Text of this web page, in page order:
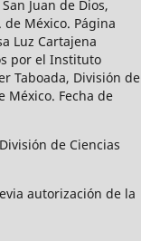
Juan de Dios,
de México. Página
Luz Cartajena
por el Instituto
Taboada, División de
México. Fecha de
de Ciencias
autorización de la